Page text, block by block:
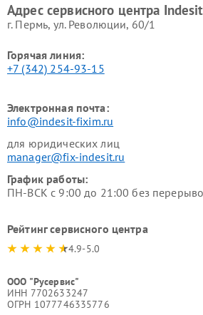
Адрес сервисного центра
г. Пермь, ул. ​Революции, 60/1
Горячая линия:
+7 (342) 254-93-15
Электронная почта:
info@indesit-fixim.ru
для юридических лиц
manager@fix-indesit.ru
График работы:
ПН-ВСК с 9:00 до 21:00 без
Рейтинг сервисного центра
4.9-5.0
ООО "Русервис"
ИНН 7702633247
ОГРН 1077746335776